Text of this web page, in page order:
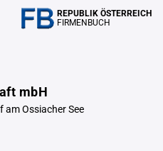
REPUBLIK ÖSTERREICH
FIRMENBUCH
mbH
am Ossiacher See